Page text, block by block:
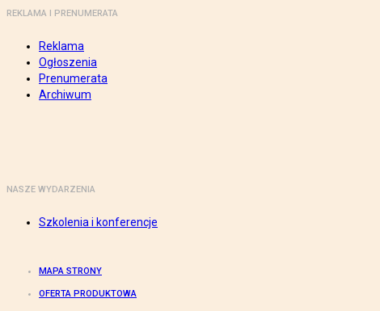
REKLAMA I PRENUMERATA
Reklama
Ogłoszenia
Prenumerata
Archiwum
NASZE WYDARZENIA
Szkolenia i konferencje
MAPA STRONY
OFERTA PRODUKTOWA